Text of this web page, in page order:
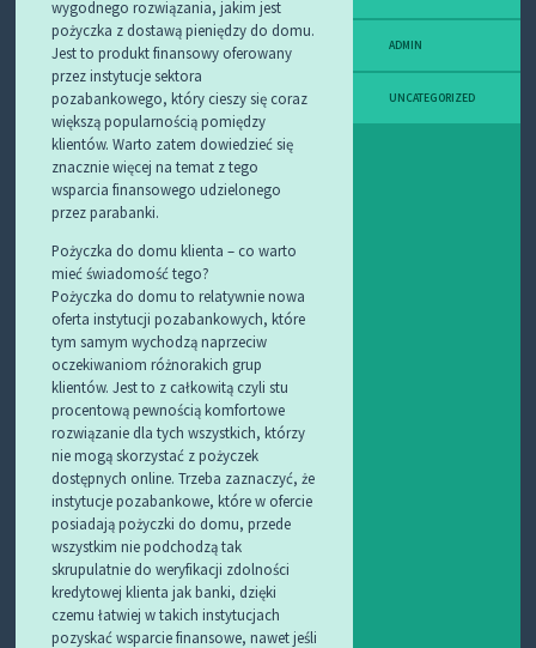
wygodnego rozwiązania, jakim jest
pożyczka z dostawą pieniędzy do domu.
Jest to produkt finansowy oferowany
przez instytucje sektora
pozabankowego, który cieszy się coraz
większą popularnością pomiędzy
klientów. Warto zatem dowiedzieć się
znacznie więcej na temat z tego
wsparcia finansowego udzielonego
przez parabanki.
Pożyczka do domu klienta – co warto
mieć świadomość tego?
Pożyczka do domu to relatywnie nowa
oferta instytucji pozabankowych, które
tym samym wychodzą naprzeciw
oczekiwaniom różnorakich grup
klientów. Jest to z całkowitą czyli stu
procentową pewnością komfortowe
rozwiązanie dla tych wszystkich, którzy
nie mogą skorzystać z pożyczek
dostępnych online. Trzeba zaznaczyć, że
instytucje pozabankowe, które w ofercie
posiadają pożyczki do domu, przede
wszystkim nie podchodzą tak
skrupulatnie do weryfikacji zdolności
kredytowej klienta jak banki, dzięki
czemu łatwiej w takich instytucjach
pozyskać wsparcie finansowe, nawet jeśli
ADMIN
UNCATEGORIZED